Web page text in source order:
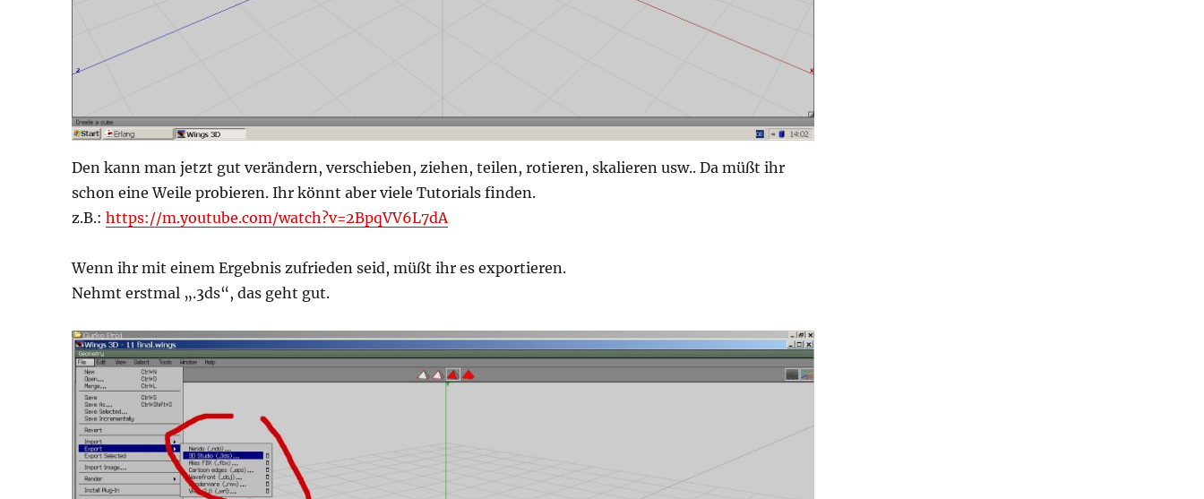
Den kann man jetzt gut verändern, verschieben, ziehen, teilen, rotieren, skalieren usw.. Da müßt ihr
schon eine Weile probieren. Ihr könnt aber viele Tutorials finden.
z.B.:https://m.youtube.com/watch?v=2BpqVV6L7dA
Wenn ihr mit einem Ergebnis zufrieden seid, müßt ihr es exportieren.
Nehmt erstmal „.3ds“, das geht gut.